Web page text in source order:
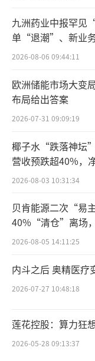
时刻，只有17
生园食品有限
后，罗果断通
控股克莉丝汀
当时罗田
进入管理
过“买买买”扩
购上海吉元德
包，成立第三
本的一家株式
2007年，
罗田安评选为
险精神和创业
九洲药业中报罕
单“退潮”、新业
难关待闯
2026-08-06 09:44:11
欧洲储能市场大变
布局给出答案
2026-07-31 09:09:19
椰子水“跌落神坛
营收预跌超40%，
2026-08-03 10:31:34
贝肯能源二次“易
40%“清仓”离场
宏科百世拟入主
2026-08-05 14:11:25
内斗之后 奥精医
2026-07-27 10:48:18
莲花控股：算力狂
2026-05-28 09:13:37